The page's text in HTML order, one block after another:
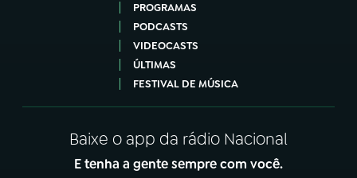
PROGRAMAS
PODCASTS
VIDEOCASTS
ÚLTIMAS
FESTIVAL DE MÚSICA
Baixe o app da rádio Nacional
E tenha a gente sempre com você.